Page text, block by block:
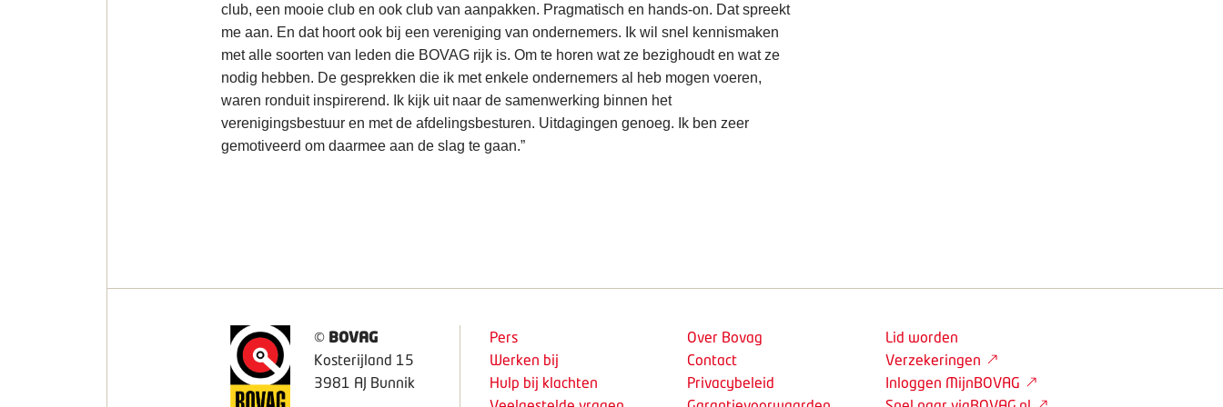
club, een mooie club en ook club van aanpakken. Pragmatisch en hands-on. Dat spreekt
me aan. En dat hoort ook bij een vereniging van ondernemers. Ik wil snel kennismaken
met alle soorten van leden die BOVAG rijk is. Om te horen wat ze bezighoudt en wat ze
nodig hebben. De gesprekken die ik met enkele ondernemers al heb mogen voeren,
waren ronduit inspirerend. Ik kijk uit naar de samenwerking binnen het
verenigingsbestuur en met de afdelingsbesturen. Uitdagingen genoeg. Ik ben zeer
gemotiveerd om daarmee aan de slag te gaan.”
© BOVAG
Kosterijland 15
3981 AJ Bunnik
Pers
Werken bij
Hulp bij klachten
Over Bovag
Contact
Privacybeleid
Lid worden
Verzekeringen
Inloggen MijnBOVAG